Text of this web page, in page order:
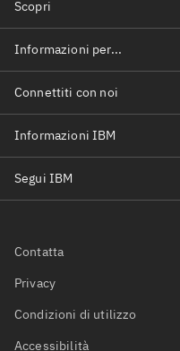
Contatta
Privacy
Condizioni di utilizzo
Accessibilità